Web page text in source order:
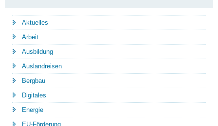
Aktuelles
Arbeit
Ausbildung
Auslandreisen
Bergbau
Digitales
Energie
EU-Förderung